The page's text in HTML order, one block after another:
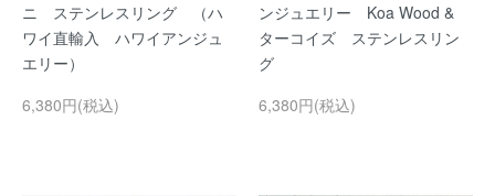
ニ ステンレスリング （ハ
ワイ直輸入 ハワイアンジュ
エリー）
6,380円(税込)
ンジュエリー Koa Wood &
ターコイズ ステンレスリン
グ
6,380円(税込)